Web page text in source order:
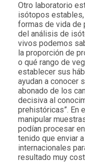
Otro laboratorio
isótopos estables,
formas de vida de
del análisis de
vivos podemos
la proporción de
o qué rango de
establecer sus
ayudan a conocer
abonado de los
decisiva al
prehistóricas”. En
manipular
podían procesar
tenido que enviar
internacionales
resultado muy